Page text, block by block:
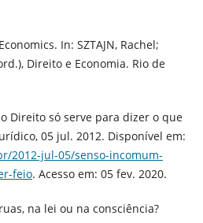
In: SZTAJN, Rachel;
Direito e Economia. Rio de
o Direito só serve para dizer o que
05 jul. 2012. Disponível em:
2012-jul-05/senso-incomum-
feio. Acesso em: 05 fev. 2020.
ruas, na lei ou na consciência?